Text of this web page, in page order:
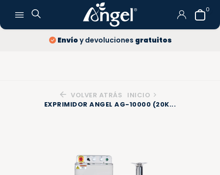
0
Envío y devoluciones gratuitos
VOLVER ATRÁS
INICIO
EXPRIMIDOR ANGEL AG-10000 (20K...